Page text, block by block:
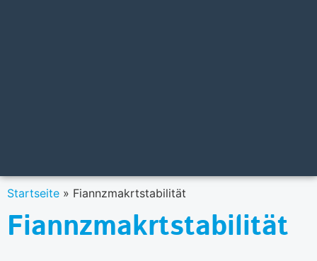
Startseite » Fiannzmakrtstabilität
Fiannzmakrtstabilität